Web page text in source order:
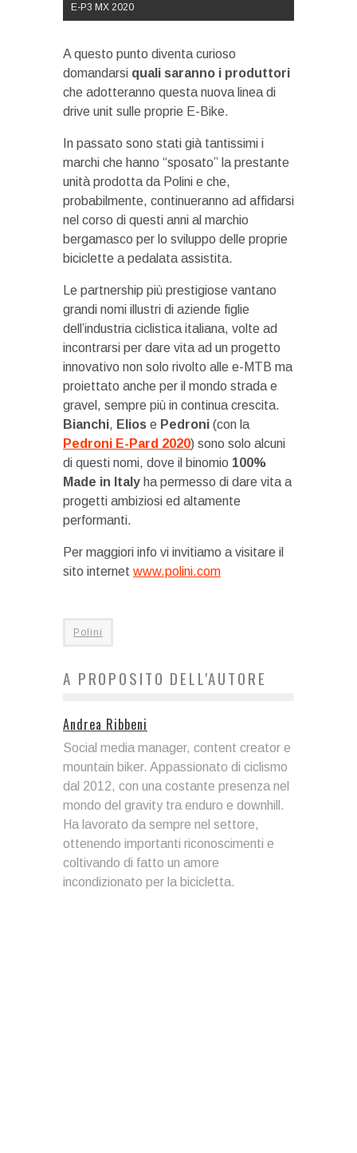
E-P3 MX 2020
A questo punto diventa curioso
domandarsi quali saranno i produttori
che adotteranno questa nuova linea di
drive unit sulle proprie E-Bike.
In passato sono stati già tantissimi i
marchi che hanno “sposato” la prestante
unità prodotta da Polini e che,
probabilmente, continueranno ad affidarsi
nel corso di questi anni al marchio
bergamasco per lo sviluppo delle proprie
biciclette a pedalata assistita.
Le partnership più prestigiose vantano
grandi nomi illustri di aziende figlie
dell’industria ciclistica italiana, volte ad
incontrarsi per dare vita ad un progetto
innovativo non solo rivolto alle e-MTB ma
proiettato anche per il mondo strada e
gravel, sempre più in continua crescita.
Bianchi, Elios e Pedroni (con la
Pedroni E-Pard 2020) sono solo alcuni
di questi nomi, dove il binomio 100%
Made in Italy ha permesso di dare vita a
progetti ambiziosi ed altamente
performanti.
Per maggiori info vi invitiamo a visitare il
sito internet www.polini.com
Polini
A PROPOSITO DELL'AUTORE
Andrea Ribbeni
Social media manager, content creator e
mountain biker. Appassionato di ciclismo
dal 2012, con una costante presenza nel
mondo del gravity tra enduro e downhill.
Ha lavorato da sempre nel settore,
ottenendo importanti riconoscimenti e
coltivando di fatto un amore
incondizionato per la bicicletta.